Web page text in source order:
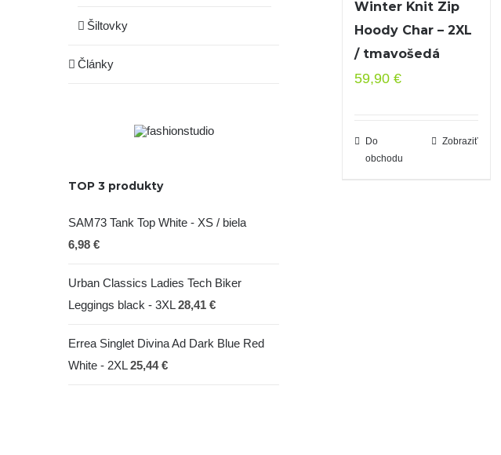
Winter Knit Zip
Hoody Char – 2XL
/ tmavošedá
59,90€
Do
obchodu
Zobraziť
Šiltovky
Články
TOP 3 produkty
SAM73 Tank Top White - XS / biela
6,98 €
Urban Classics Ladies Tech Biker
Leggings black - 3XL 28,41 €
Errea Singlet Divina Ad Dark Blue Red
White - 2XL 25,44€